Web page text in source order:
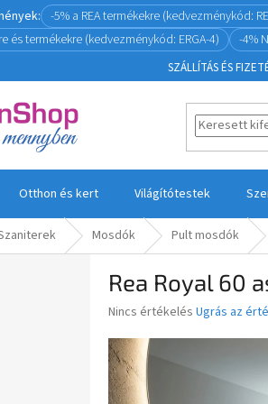
-5% a REA termékekre (kedvezménykód:
és termékekre (kedvezménykód: ERGA-4)
-4%
SZÁLLÍTÁS ÉS
Otthon és kert Világítótestek
Mosdók Pult mosdók
Rea Royal 60
A
átlagos
értékelése
5-
ből
Nincs értékelés Ugrás az